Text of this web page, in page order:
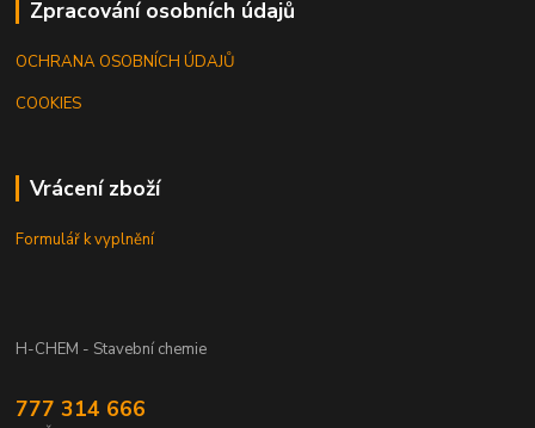
Zpracování osobních údajů
OCHRANA OSOBNÍCH ÚDAJŮ
COOKIES
Vrácení zboží
Formulář k vyplnění
H-CHEM - Stavební chemie
777 314 666